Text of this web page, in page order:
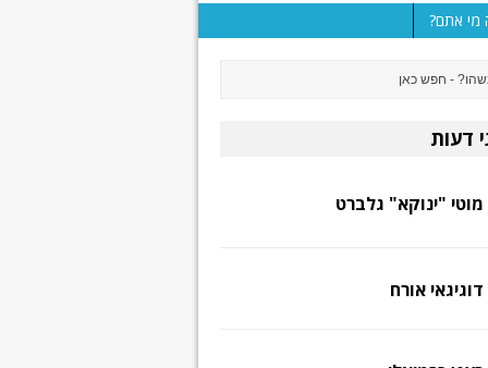
מי אתם?
דעות
מוטי "ינוקא" גלברט
דוגיגאי אורח